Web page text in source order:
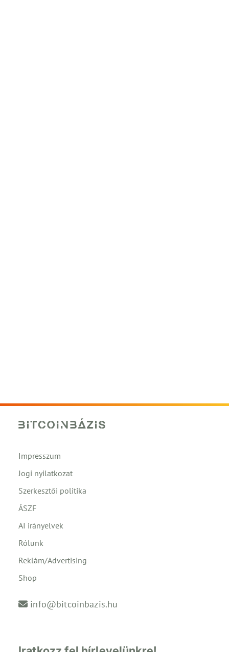
Impresszum
Jogi nyilatkozat
Szerkesztői politika
ÁSZF
AI irányelvek
Rólunk
Reklám/Advertising
Shop
info@bitcoinbazis.hu